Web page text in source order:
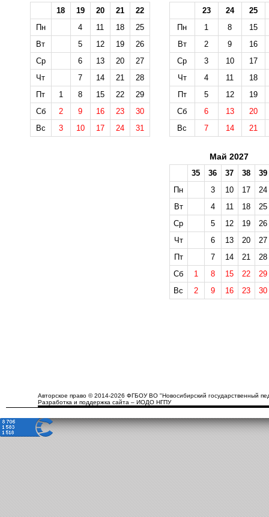
18 19 20 21
22
Пн
4 11 18
25
Вт
5 12 19
26
Ср
6 13 20
27
Чт
7 14 21
28
Пт
1 8 15 22
29
Сб
2 9 16 23
30
Вс
3 10 17 24 31
23 24
25
Пн
1 8
15
Вт
2 9
16
Ср
3 10
17
Чт
4 11
18
Пт
5 12
19
Сб
6 13
20
Вс
7 14 21
Май 2027
35 36 37 38
39
Пн
3 10 17
24
Вт
4 11 18
25
Ср
5 12 19
26
Чт
6 13 20
27
Пт
7 14 21
28
Сб
1 8 15 22
29
Вс
2 9 16 23 30
Авторское право © 2014-2026 ФГБОУ ВО "Новосибирский государственный
Разработка и поддержка сайта – ИОДО НГПУ